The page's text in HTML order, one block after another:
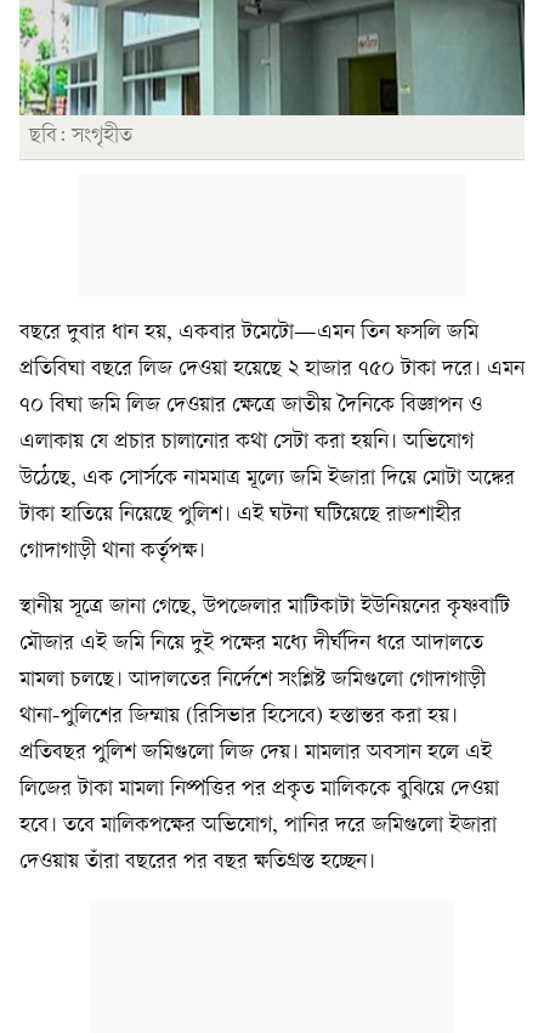
ছবি: সংগৃহীত
বছরে দুবার ধান হয়, একবার টমেটো—এমন তিন ফসলি জমি
প্রতিবিঘা বছরে লিজ দেওয়া হয়েছে ২ হাজার ৭৫০ টাকা দরে। এমন
৭০ বিঘা জমি লিজ দেওয়ার ক্ষেত্রে জাতীয় দৈনিকে বিজ্ঞাপন ও
এলাকায় যে প্রচার চালানোর কথা সেটা করা হয়নি। অভিযোগ
উঠেছে, এক সোর্সকে নামমাত্র মূল্যে জমি ইজারা দিয়ে মোটা অঙ্কের
টাকা হাতিয়ে নিয়েছে পুলিশ। এই ঘটনা ঘটিয়েছে রাজশাহীর
গোদাগাড়ী থানা কর্তৃপক্ষ।
স্থানীয় সূত্রে জানা গেছে, উপজেলার মাটিকাটা ইউনিয়নের কৃষ্ণবাটি
মৌজার এই জমি নিয়ে দুই পক্ষের মধ্যে দীর্ঘদিন ধরে আদালতে
মামলা চলছে। আদালতের নির্দেশে সংশ্লিষ্ট জমিগুলো গোদাগাড়ী
থানা-পুলিশের জিম্মায় (রিসিভার হিসেবে) হস্তান্তর করা হয়।
প্রতিবছর পুলিশ জমিগুলো লিজ দেয়। মামলার অবসান হলে এই
লিজের টাকা মামলা নিষ্পত্তির পর প্রকৃত মালিককে বুঝিয়ে দেওয়া
হবে। তবে মালিকপক্ষের অভিযোগ, পানির দরে জমিগুলো ইজারা
দেওয়ায় তাঁরা বছরের পর বছর ক্ষতিগ্রস্ত হচ্ছেন।